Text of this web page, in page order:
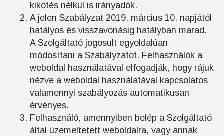
kikötés nélkül is irányadók.
A jelen Szabályzat 2019. március 10. napjától
hatályos és visszavonásig hatályban marad.
A Szolgáltató jogosult egyoldalúan
módosítani a Szabályzatot. Felhasználók a
weboldal használatával elfogadják, hogy rájuk
nézve a weboldal használatával kapcsolatos
valamennyi szabályozás automatikusan
érvényes.
Felhasználó, amennyiben belép a Szolgáltató
által üzemeltetett weboldalra, vagy annak